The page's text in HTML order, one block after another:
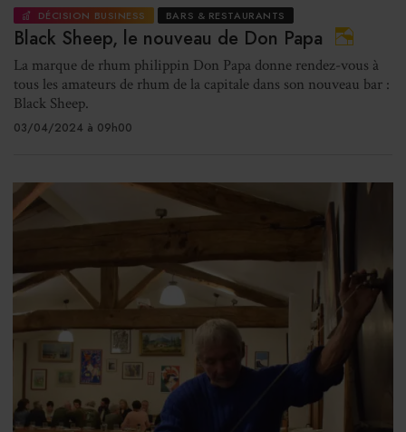
DÉCISION BUSINESS BARS & RESTAURANTS
Black Sheep, le nouveau de Don Papa
La marque de rhum philippin Don Papa donne rendez-vous à
tous les amateurs de rhum de la capitale dans son nouveau bar :
Black Sheep.
03/04/2024 à 09h00